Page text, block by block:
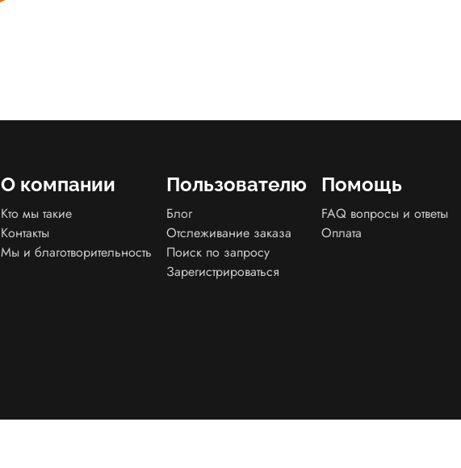
О компании
Кто мы такие
Контакты
Мы и благотворительность
Пользователю
Блог
Отслеживание заказа
Поиск по запросу
Зарегистрироваться
Помощь
FAQ вопросы и ответы
Оплата